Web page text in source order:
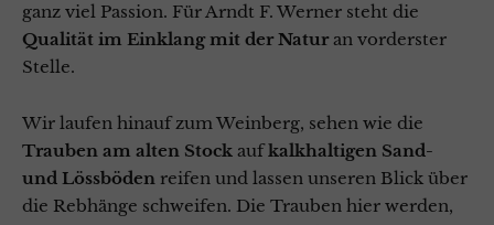
ganz viel Passion. Für Arndt F. Werner steht die
Qualität im Einklang mit der Natur an vorderster
Stelle.
Wir laufen hinauf zum Weinberg, sehen wie die
Trauben am alten Stock aufkalkhaltigen Sand-
und Lössböden reifen und lassen unseren Blick über
die Rebhänge schweifen. Die Trauben hier werden,